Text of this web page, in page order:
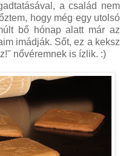
a család nem
hogy még egy utolsó
bő hónap alatt már az
imádják. Sőt, ez a keksz
nővéremnek is ízlik. :)